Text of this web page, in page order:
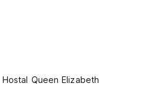
Hostal Queen Elizabeth